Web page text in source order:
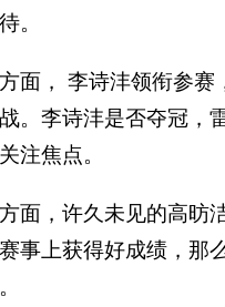
。
面， 李诗沣领衔参赛
。李诗沣是否夺冠，
注焦点。
面，许久未见的高昉
事上获得好成绩，那